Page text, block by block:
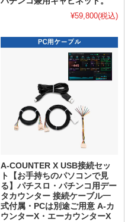
¥59,800(税込)
A-COUNTER X USB接続セッ
ト【お手持ちのパソコンで見
る】パチスロ・パチンコ用デー
タカウンター 接続ケーブル一
式付属・PCは別途ご用意 A-カ
ウンターX・エーカウンターX